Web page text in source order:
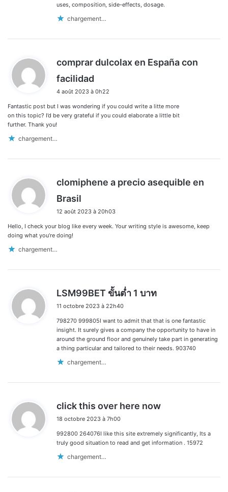
uses, composition, side-effects, dosage.
chargement…
comprar dulcolax en España con
facilidad
t
4 août 2023 à 0h22
Fantastic post but I was wondering if you could write a litte more
on this topic? I’d be very grateful if you could elaborate a little bit
further. Thank you!
chargement…
clomiphene a precio asequible en
Brasil
t
12 août 2023 à 20h03
Hello, I check your blog like every week. Your writing style is awesome, keep
doing what you’re doing!
chargement…
LSM99BET ขั้นต่ำ 1 บาท
:
11 octobre 2023 à 22h40
798270 999805I want to admit that that is one fantastic
insight. It surely gives a company the opportunity to have in
around the ground floor and genuinely take part in generating
a thing particular and tailored to their needs. 903740
chargement…
click this over here now
:
18 octobre 2023 à 7h00
992800 264076I like this site extremely significantly, Its a
truly good situation to read and get information . 15972
chargement…